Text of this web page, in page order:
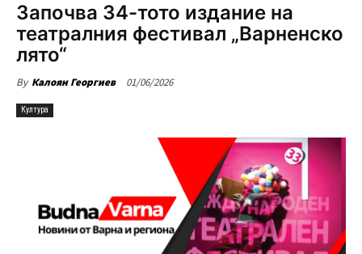
Започва 34-тото издание на
театралния фестивал „Варненско
лято“
By Калоян Георгиев 01/06/2026
Култура